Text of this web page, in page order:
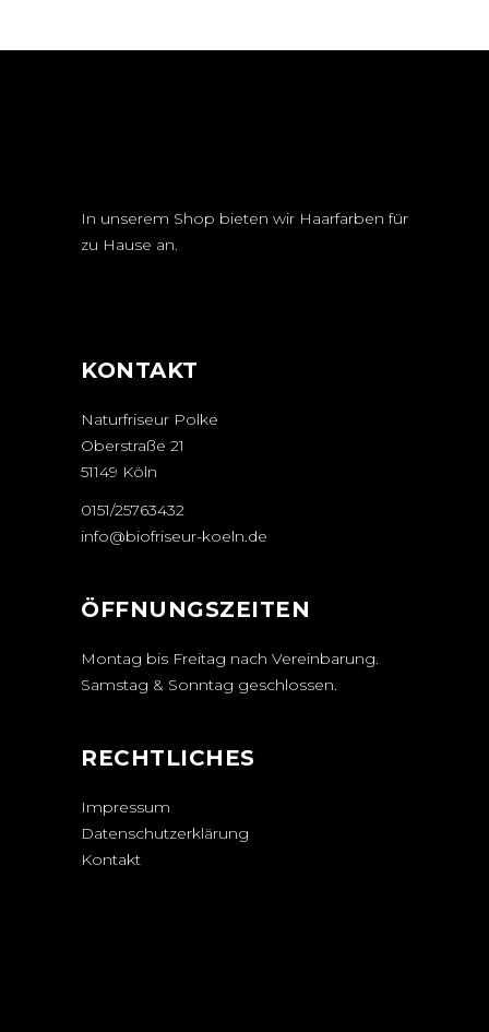
In unserem Shop bieten wir Haarfarben für
zu Hause an.
KONTAKT
Naturfriseur Polke
Oberstraße 21
51149 Köln
0151/25763432
info@biofriseur-koeln.de
ÖFFNUNGSZEITEN
Montag bis Freitag nach Vereinbarung.
Samstag & Sonntag geschlossen.
RECHTLICHES
Impressum
Datenschutzerklärung
Kontakt